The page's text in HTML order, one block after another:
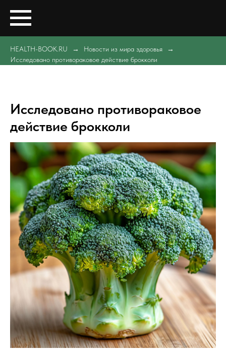
HEALTH-BOOK.RU
Новости из мира здоровья
Исследовано противораковое действие брокколи
Исследовано противораковое
действие брокколи